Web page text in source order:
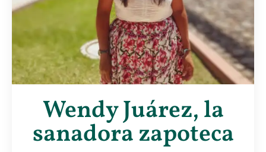
Wendy Juárez, la
sanadora zapoteca